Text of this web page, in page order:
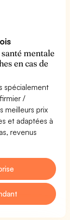
mentale
en cas de
spécialement
/
meilleurs prix
et adaptées à
revenus